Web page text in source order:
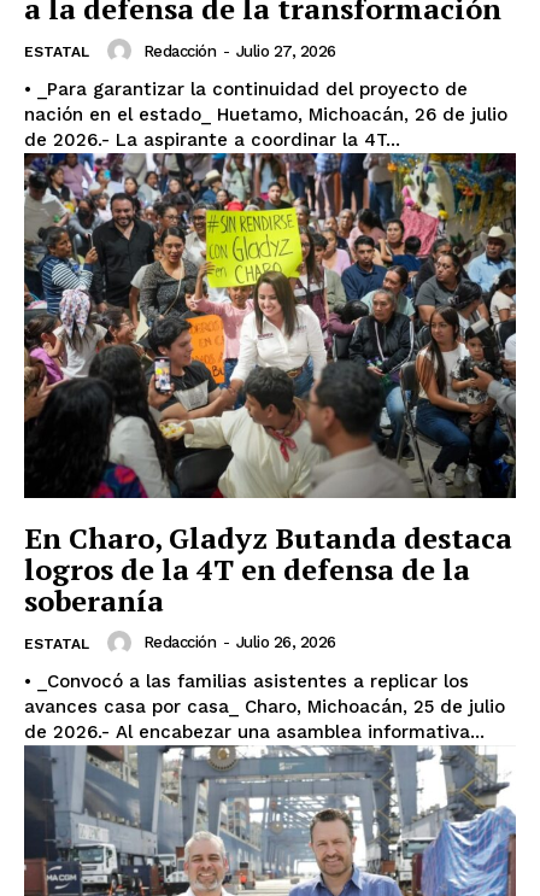
a la defensa de la transformación
ESTATAL Redacción - Julio 27, 2026
• _Para garantizar la continuidad del proyecto de
nación en el estado_ Huetamo, Michoacán, 26 de julio
de 2026.- La aspirante a coordinar la 4T...
En Charo, Gladyz Butanda destaca
logros de la 4T en defensa de la
soberanía
ESTATAL Redacción - Julio 26, 2026
• _Convocó a las familias asistentes a replicar los
avances casa por casa_ Charo, Michoacán, 25 de julio
de 2026.- Al encabezar una asamblea informativa...